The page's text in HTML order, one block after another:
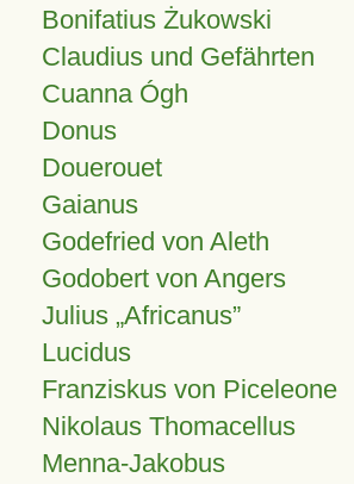
Bonifatius Żukowski
Claudius und Gefährten
Cuanna Ógh
Donus
Douerouet
Gaianus
Godefried von Aleth
Godobert von Angers
Julius Africanus
Lucidus
Franziskus von Piceleone
Nikolaus Thomacellus
Menna-Jakobus